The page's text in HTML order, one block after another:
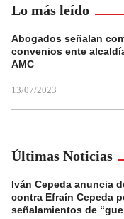
Lo más leído
Abogados señalan
convenios ente
AMC
13/07/2023
Últimas Noticias
Iván Cepeda anuncia
contra Efraín Cepeda
señalamientos de